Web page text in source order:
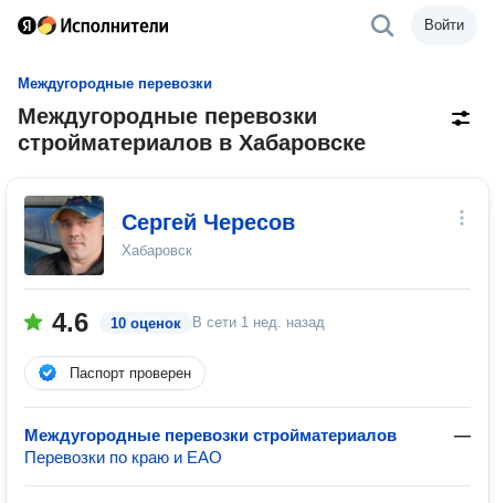
Войти
Междугородные перевозки
Междугородные перевозки
стройматериалов в Хабаровске
Сергей Чересов
Хабаровск
4.6 10 оценок В сети 1 нед. назад
Паспорт проверен
Междугородные перевозки стройматериалов
—
Перевозки по краю и ЕАО